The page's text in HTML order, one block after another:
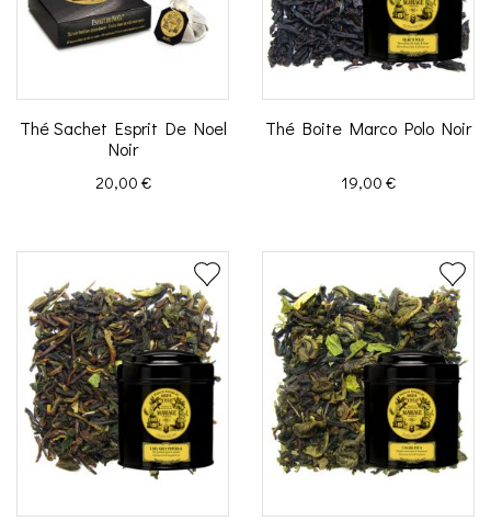
Thé Sachet Esprit De Noel
Noir
Prix
20,00 €
Thé Boite Marco Polo Noir
Prix
19,00 €